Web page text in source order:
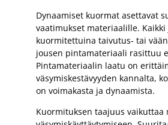
Dynaamiset kuormat asettavat
vaatimukset materiaalille.
kuormitettuina taivutus- tai
jousen pintamateriaali rasittuu
Pintamateriaalin laatu on
väsymiskestävyyden kannalta,
on voimakasta ja dynaamista.
Kuormituksen taajuus vaikuttaa